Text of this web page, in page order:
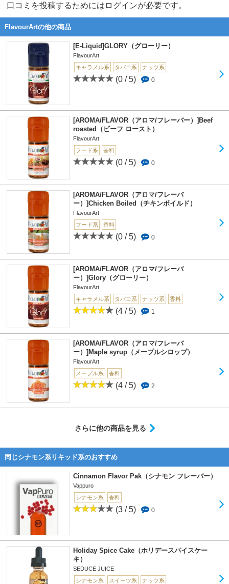
口コミを投稿するためにはログインが必要です。
FlavourArtの他の商品
[E-Liquid]GLORY（グローリー）
FlavourArt
キャラメル系
タバコ系 ナッツ系
(0 / 5) 0
[AROMA/FLAVOR（アロマ/フレーバー）]Beef
roasted（ビーフ ロースト）
FlavourArt
フード系
香料
(0 / 5) 0
[AROMA/FLAVOR（アロマ/フレーバ
ー）]Chicken Boiled（チキンボイルド）
FlavourArt
フード系
香料
(0 / 5) 0
[AROMA/FLAVOR（アロマ/フレーバ
ー）]Glory（グローリー）
FlavourArt
キャラメル系
タバコ系 ナッツ系 香料
(4 / 5) 1
[AROMA/FLAVOR（アロマ/フレーバ
ー）]Maple syrup（メープルシロップ）
FlavourArt
メープル系
香料
(4 / 5) 2
さらに他の商品を見る
同じシナモン系リキッド系のおすすめ
Cinnamon Flavor Pak（シナモン フレーバー）
Vappuro
シナモン系
香料
(3 / 5) 0
Holiday Spice Cake（ホリデースパイスケー
キ）
SEDUCE JUICE
シナモン系
スイーツ系 ナッツ系